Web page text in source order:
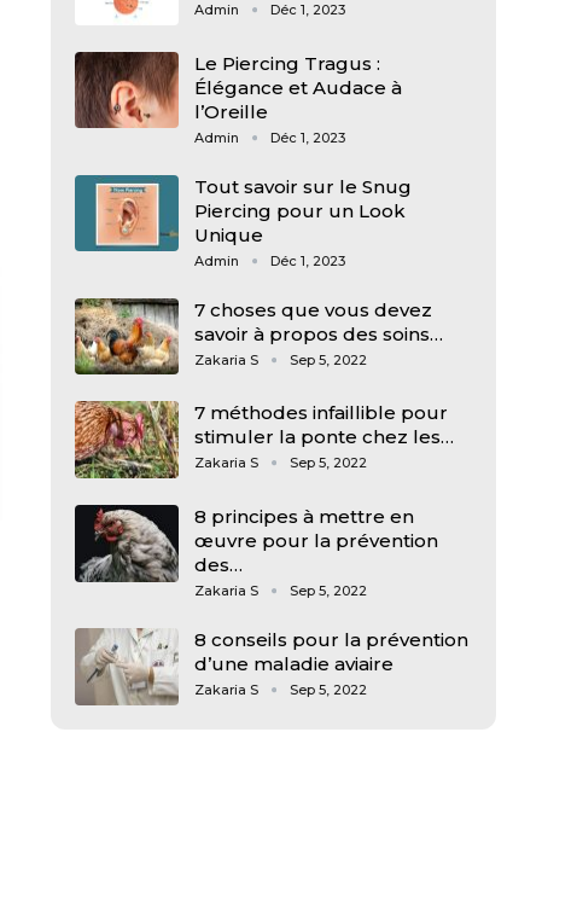
Admin Déc 1, 2023
Le Piercing Tragus :
Élégance et Audace à
l’Oreille
Admin Déc 1, 2023
Tout savoir sur le Snug
Piercing pour un Look
Unique
Admin Déc 1, 2023
7 choses que vous devez
savoir à propos des soins…
Zakaria S Sep 5, 2022
7 méthodes infaillible pour
stimuler la ponte chez les…
Zakaria S Sep 5, 2022
8 principes à mettre en
œuvre pour la prévention
des…
Zakaria S Sep 5, 2022
8 conseils pour la prévention
d’une maladie aviaire
Zakaria S Sep 5, 2022